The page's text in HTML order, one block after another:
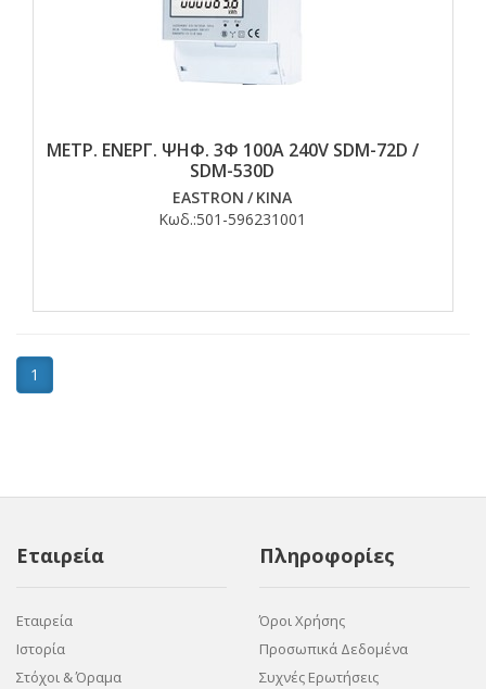
ΜΕΤΡ. ΕΝΕΡΓ. ΨΗΦ. 3Φ 100Α 240V SDM-72D /
SDM-530D
EASTRON / ΚΙΝΑ
Κωδ.:501-596231001
1
Εταιρεία
Εταιρεία
Ιστορία
Στόχοι & Όραμα
Πληροφορίες
Όροι Χρήσης
Προσωπικά Δεδομένα
Συχνές Ερωτήσεις